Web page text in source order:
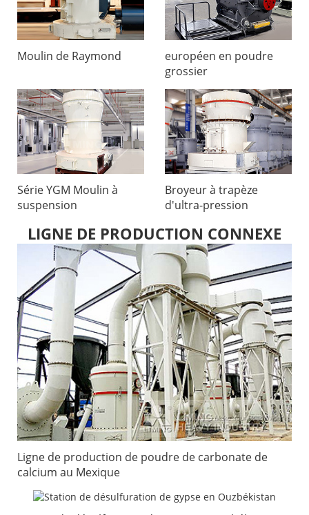
Moulin de Raymond
européen en poudre
grossier
Série YGM Moulin à
suspension
Broyeur à trapèze
d'ultra-pression
LIGNE DE PRODUCTION CONNEXE
Ligne de production de poudre de carbonate de
calcium au Mexique